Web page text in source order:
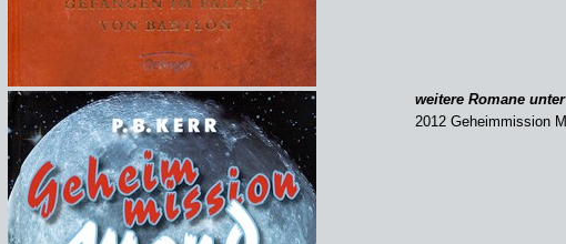
weitere Romane
2012 Geheimmission